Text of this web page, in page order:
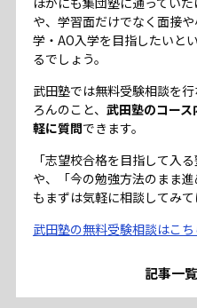
や、学習面だけでなく面接
学・AO入学を目指したいと
るでしょう。
武田塾では無料受験相談を
ろんのこと、 武田塾のコー
軽に質問できます。
「志望校合格を目指して入
や、「今の勉強方法のまま
もまずは気軽に相談してみ
武田塾の無料受験相談はこち
記事一